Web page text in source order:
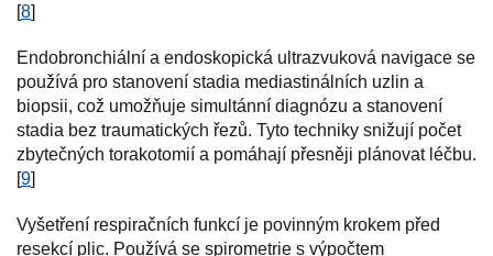
[8]
Endobronchiální a endoskopická ultrazvuková navigace se
používá pro stanovení stadia mediastinálních uzlin a
biopsii, což umožňuje simultánní diagnózu a stanovení
stadia bez traumatických řezů. Tyto techniky snižují počet
zbytečných torakotomií a pomáhají přesněji plánovat léčbu.
[9]
Vyšetření respiračních funkcí je povinným krokem před
resekcí plic. Používá se spirometrie s výpočtem